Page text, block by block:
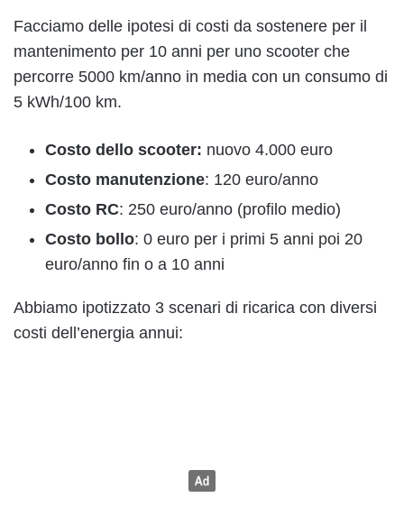
Facciamo delle ipotesi di costi da sostenere per il
mantenimento per 10 anni per uno scooter che
percorre 5000 km/anno in media con un consumo di
5 kWh/100 km.
Costo dello scooter: nuovo 4.000 euro
Costo manutenzione: 120 euro/anno
Costo RC: 250 euro/anno (profilo medio)
Costo bollo: 0 euro per i primi 5 anni poi 20
euro/anno fin o a 10 anni
Abbiamo ipotizzato 3 scenari di ricarica con diversi
costi dell’energia annui: